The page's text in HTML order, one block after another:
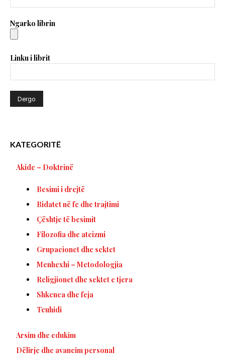
Ngarko librin
Linku i librit
KATEGORITË
Akide – Doktrinë
Besimi i drejtë
Bidatet në fe dhe trajtimi
Çështje të besimit
Filozofia dhe ateizmi
Grupacionet dhe sektet
Menhexhi – Metodologjia
Religjionet dhe sektet e tjera
Shkenca dhe feja
Teuhidi
Arsim dhe edukim
Dëlirje dhe avancim personal